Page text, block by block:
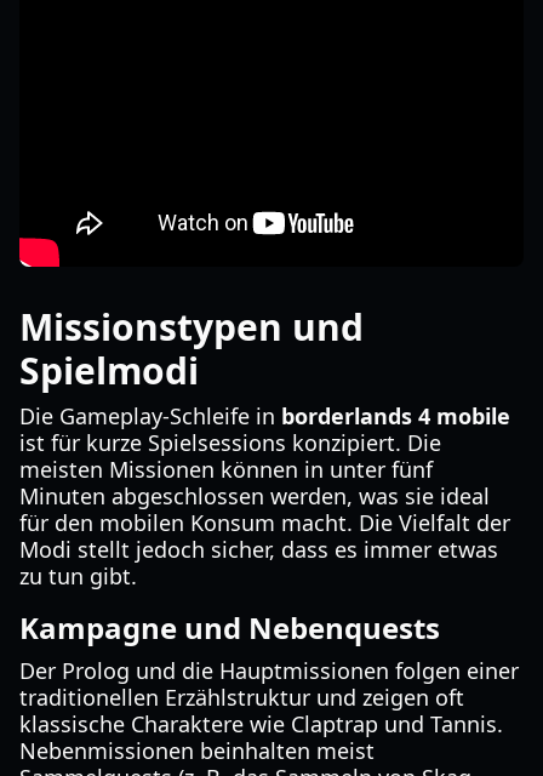
Missionstypen und
Spielmodi
Die Gameplay-Schleife in borderlands 4 mobile
ist für kurze Spielsessions konzipiert. Die
meisten Missionen können in unter fünf
Minuten abgeschlossen werden, was sie ideal
für den mobilen Konsum macht. Die Vielfalt der
Modi stellt jedoch sicher, dass es immer etwas
zu tun gibt.
Kampagne und Nebenquests
Der Prolog und die Hauptmissionen folgen einer
traditionellen Erzählstruktur und zeigen oft
klassische Charaktere wie Claptrap und Tannis.
Nebenmissionen beinhalten meist